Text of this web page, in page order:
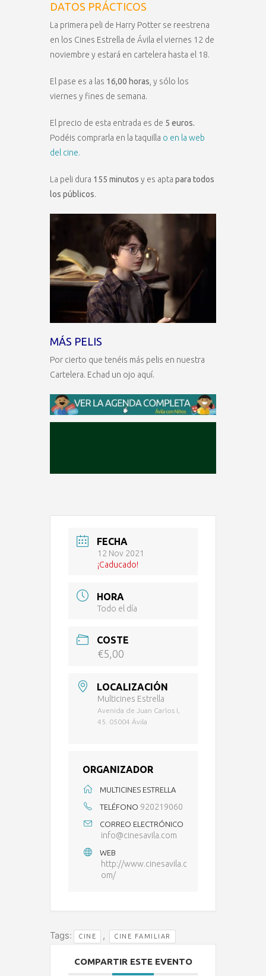
DATOS PRÁCTICOS
La primera peli de Harry Potter se reestrena
en los Cines Estrella de Ávila el viernes 12 de
noviembre y estará en cartelera hasta el 18.
El pase es a las 16,00 horas , y sólo los
viernes y fines de semana.
El precio de esta entrada es de 5 euros.
Podéis comprarla en la taquilla o en la web
del cine.
La peli dura 155 minutos y es apta para todos
los públicos.
MÁS PELIS
Por cierto que tenéis más pelis en nuestra
Cartelera. Echad un ojo aquí.
FECHA
12 Nov 2021
¡Caducado!
HORA
Todo el día
COSTE
€5,00
LOCALIZACIÓN
Multicines Estrella
Avenida de Juan Carlos I,
45. 05004 Ávila
ORGANIZADOR
MULTICINES ESTRELLA
TELÉFONO 920219060
CORREO ELECTRÓNICO
info@cinesavila.com
WEB
http://www.cinesavila.c
om/
Tags: CINE , CINE FAMILIAR
COMPARTIR ESTE EVENTO